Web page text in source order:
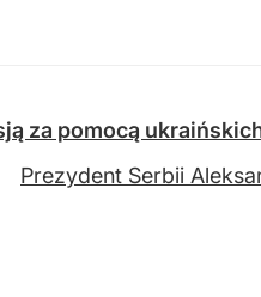
za pomocą
Prezydent Serbii